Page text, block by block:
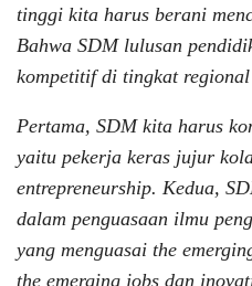
tinggi kita harus berani
Bahwa SDM lulusan
kompetitif di tingkat
Pertama, SDM kita harus
yaitu pekerja keras jujur
entrepreneurship. Kedua,
dalam penguasaan ilmu
yang menguasai the
the emerging jobs dan